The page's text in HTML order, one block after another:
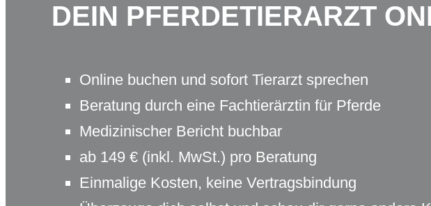
DEIN PFERDETIERARZT
Online buchen und sofort Tierarzt sprechen
Beratung durch eine Fachtierärztin für Pferde
Medizinischer Bericht buchbar
ab 149 € (inkl. MwSt.) pro Beratung
Einmalige Kosten, keine Vertragsbindung